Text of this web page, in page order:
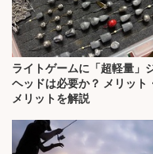
ライトゲームに「超軽量」
ヘッドは必要か？ メリット
メリットを解説